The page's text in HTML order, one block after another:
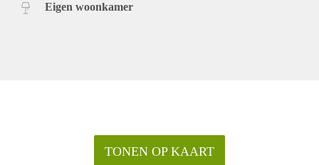
Eigen woonkamer
TONEN OP KAART